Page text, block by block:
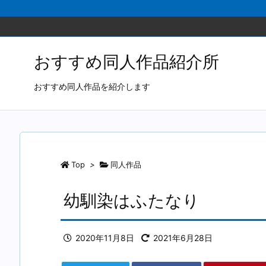
おすすめ同人作品紹介所
おすすめ同人作品を紹介します
Top > 同人作品
幼馴染はふたなり
2020年11月8日 2021年6月28日